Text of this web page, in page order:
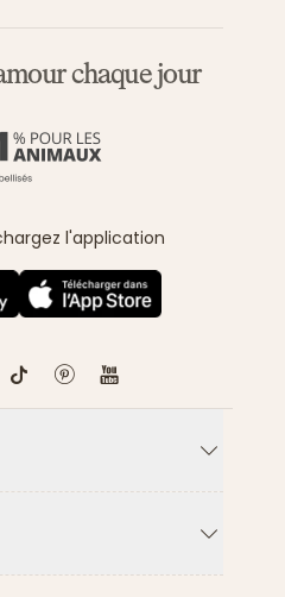
chaque jour
l'application